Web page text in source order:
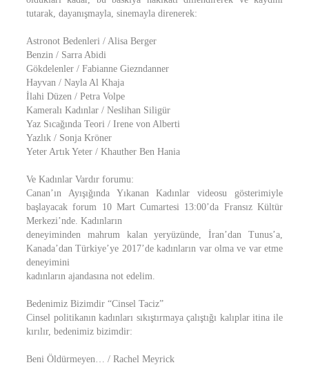
tutarak, dayanışmayla, sinemayla direnerek:
Astronot Bedenleri / Alisa Berger
Benzin / Sarra Abidi
Gökdelenler / Fabianne Giezndanner
Hayvan / Nayla Al Khaja
İlahi Düzen / Petra Volpe
Kameralı Kadınlar / Neslihan Siligür
Yaz Sıcağında Teori / Irene von Alberti
Yazlık / Sonja Kröner
Yeter Artık Yeter / Khauther Ben Hania
Ve Kadınlar Vardır forumu:
Canan’ın Ayışığında Yıkanan Kadınlar videosu gösterimiyle
başlayacak forum 10 Mart Cumartesi 13:00’da Fransız Kültür
Merkezi’nde. Kadınların
deneyiminden mahrum kalan yeryüzünde, İran’dan Tunus’a,
Kanada’dan Türkiye’ye 2017’de kadınların var olma ve var etme
deneyimini
kadınların ajandasına not edelim.
Bedenimiz Bizimdir “Cinsel Taciz”
Cinsel politikanın kadınları sıkıştırmaya çalıştığı kalıplar itina ile
kırılır, bedenimiz bizimdir:
Beni Öldürmeyen… / Rachel Meyrick